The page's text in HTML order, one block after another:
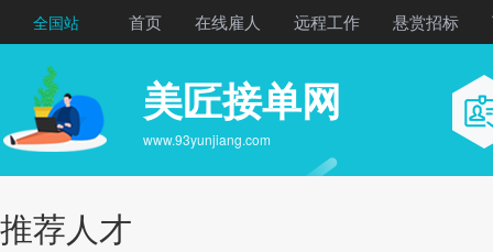
全国站 首页 在线雇人 远程工作 悬赏招标
美匠接单网
www.93yunjiang.com
推荐人才